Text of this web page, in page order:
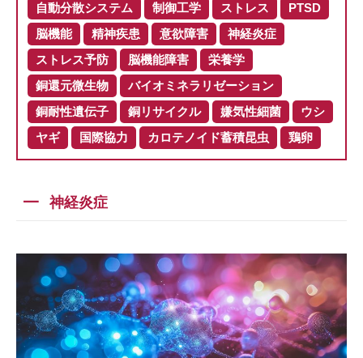
自動分散システム
制御工学 ストレス
PTSD
脳機能
精神疾患 意欲障害
神経炎症
ストレス予防
脳機能障害
栄養学
銅還元微生物
バイオミネラリゼーション
銅耐性遺伝子
銅リサイクル 嫌気性細菌
ウシ
ヤギ
国際協力 カロテノイド蓄積昆虫 鶏卵
神経炎症